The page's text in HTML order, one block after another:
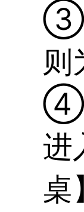
③
则
④
进
桌】